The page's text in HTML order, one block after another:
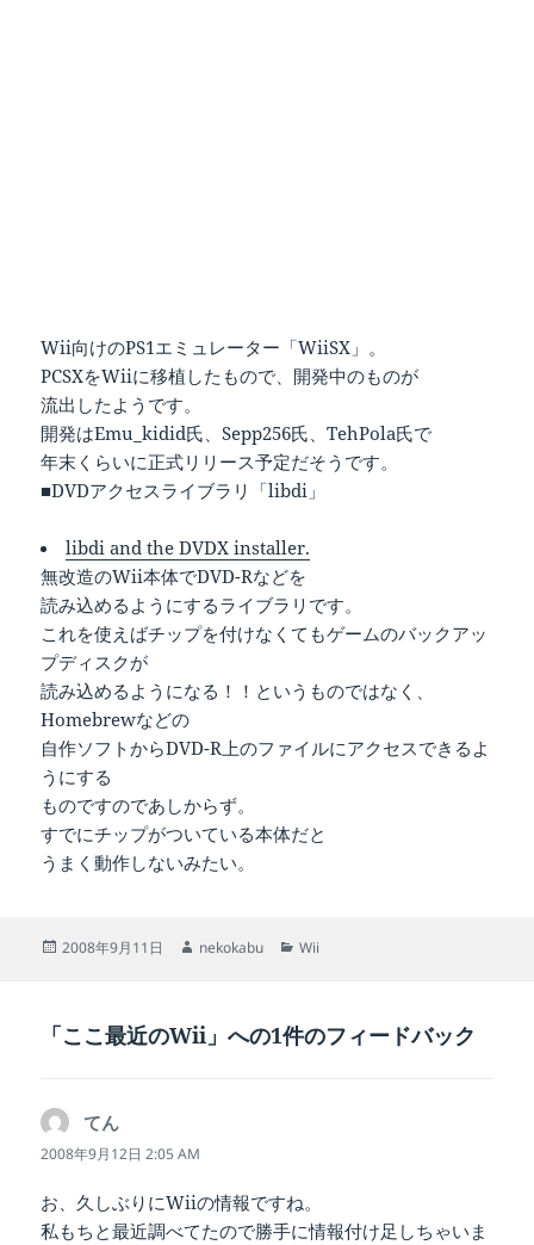
Wii向けのPS1エミュレーター「WiiSX」。
PCSXをWiiに移植したもので、開発中のものが
流出したようです。
開発はEmu_kidid氏、Sepp256氏、TehPola氏で
年末くらいに正式リリース予定だそうです。
■DVDアクセスライブラリ「libdi」
libdi and the DVDX installer.
無改造のWii本体でDVD-Rなどを
読み込めるようにするライブラリです。
これを使えばチップを付けなくてもゲームのバックアッ
プディスクが
読み込めるようになる！！というものではなく、
Homebrewなどの
自作ソフトからDVD-R上のファイルにアクセスできるよ
うにする
ものですのであしからず。
すでにチップがついている本体だと
うまく動作しないみたい。
投
2008年9月11日
作
nekokabu
カ
ー
Wii
「ここ最近のWii」への1件のフィードバック
てん
り:
2008年9月12日 2:05 AM
お、久しぶりにWiiの情報ですね。
私もちと最近調べてたので勝手に情報付け足しちゃいま